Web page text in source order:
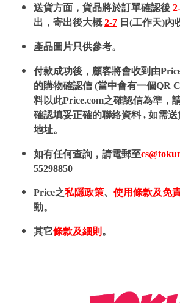
送貨方面，貨品將於訂單確認後
出，寄出後大概2-7 日(工作天)內
產品圖片只供參考。
付款成功後，顧客將會收到由
的購物確認信 (當中會有一個QR
料以此Price.com之確認信為準，
確認填妥正確的聯絡資料 , 如需
地址。
如有任何查詢，請電郵至
55298850
Price之私隱政策、 使用條款及免
動。
其它條款及細則 。